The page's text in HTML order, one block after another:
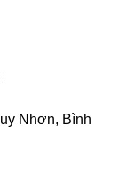
Nhơn, Bình